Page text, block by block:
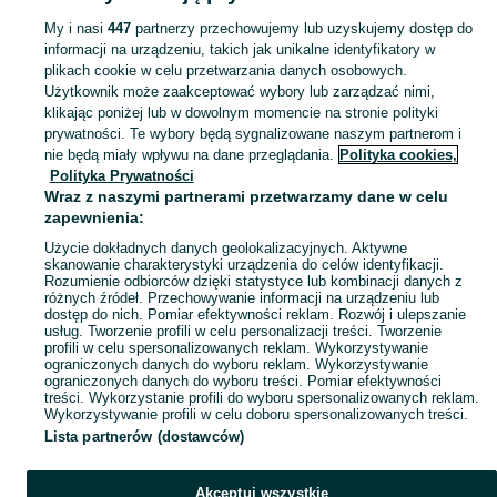
KATEGORIA
Zobacz
Mapa kategorii
Mapa miejscowości
Mapa ministron
Popularne wyszukiwania
My i nasi 447partnerzy przechowujemy lub uzyskujemy dostęp do
informacji na urządzeniu, takich jak unikalne identyfikatory w
plikach cookie w celu przetwarzania danych osobowych.
Użytkownik może zaakceptować wybory lub zarządzać nimi,
klikając poniżej lub w dowolnym momencie na stronie polityki
prywatności. Te wybory będą sygnalizowane naszym partnerom i
nie będą miały wpływu na dane przeglądania. Polityka cookies,
Polityka Prywatności
Wraz z naszymi partnerami przetwarzamy dane w celu
zapewnienia:
Użycie dokładnych danych geolokalizacyjnych. Aktywne
skanowanie charakterystyki urządzenia do celów identyfikacji.
Rozumienie odbiorców dzięki statystyce lub kombinacji danych z
różnych źródeł. Przechowywanie informacji na urządzeniu lub
dostęp do nich. Pomiar efektywności reklam. Rozwój i ulepszanie
usług. Tworzenie profili w celu personalizacji treści. Tworzenie
profili w celu spersonalizowanych reklam. Wykorzystywanie
ograniczonych danych do wyboru reklam. Wykorzystywanie
ograniczonych danych do wyboru treści. Pomiar efektywności
treści. Wykorzystanie profili do wyboru spersonalizowanych reklam.
Wykorzystywanie profili w celu doboru spersonalizowanych treści.
Lista partnerów (dostawców)
Akceptuj wszystkie